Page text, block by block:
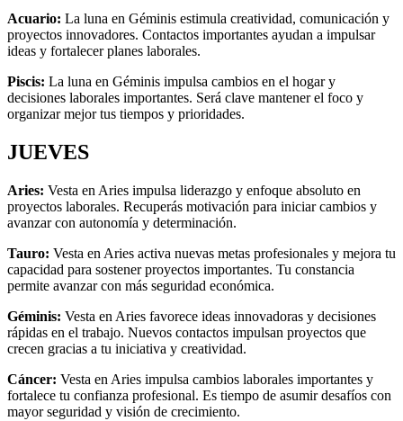
Acuario: La luna en Géminis estimula creatividad, comunicación y
proyectos innovadores. Contactos importantes ayudan a impulsar
ideas y fortalecer planes laborales.
Piscis: La luna en Géminis impulsa cambios en el hogar y
decisiones laborales importantes. Será clave mantener el foco y
organizar mejor tus tiempos y prioridades.
JUEVES
Aries: Vesta en Aries impulsa liderazgo y enfoque absoluto en
proyectos laborales. Recuperás motivación para iniciar cambios y
avanzar con autonomía y determinación.
Tauro: Vesta en Aries activa nuevas metas profesionales y mejora tu
capacidad para sostener proyectos importantes. Tu constancia
permite avanzar con más seguridad económica.
Géminis: Vesta en Aries favorece ideas innovadoras y decisiones
rápidas en el trabajo. Nuevos contactos impulsan proyectos que
crecen gracias a tu iniciativa y creatividad.
Cáncer: Vesta en Aries impulsa cambios laborales importantes y
fortalece tu confianza profesional. Es tiempo de asumir desafíos con
mayor seguridad y visión de crecimiento.